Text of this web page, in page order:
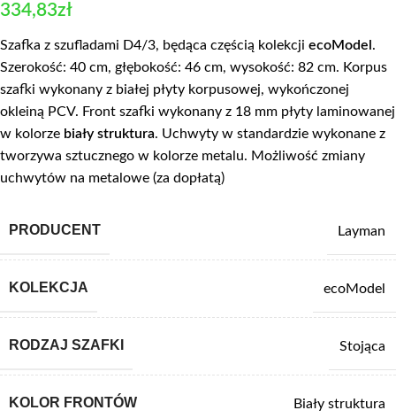
334,83zł
Szafka z szufladami D4/3, będąca częścią kolekcji ecoModel .
Szerokość: 40 cm, głębokość: 46 cm, wysokość: 82 cm. Korpus
szafki wykonany z białej płyty korpusowej, wykończonej
okleiną PCV. Front szafki wykonany z 18 mm płyty laminowanej
w kolorze biały struktura. Uchwyty w standardzie wykonane z
tworzywa sztucznego w kolorze metalu. Możliwość zmiany
uchwytów na metalowe (za dopłatą)
PRODUCENT Layman
KOLEKCJA ecoModel
RODZAJ SZAFKI Stojąca
KOLOR FRONTÓW Biały struktura